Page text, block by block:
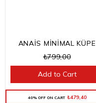
ANAİS MİNİMAL KÜPE
₺799,00
40% OFF ON CART ₺479,40
Add to Cart